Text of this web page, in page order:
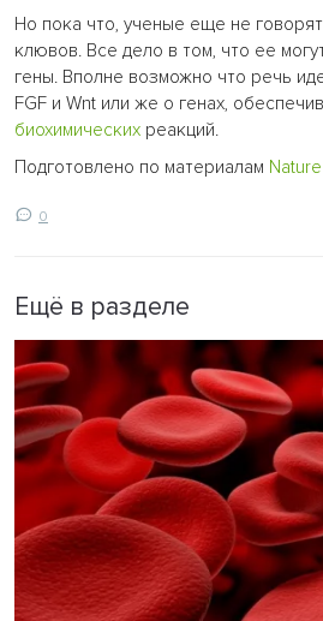
Но пока что, ученые еще не
клювов. Все дело в том, что ее
гены. Вполне возможно что речь
FGF и Wnt или же о генах,
биохимических реакций.
Подготовлено по материалам
0
Ещё в разделе